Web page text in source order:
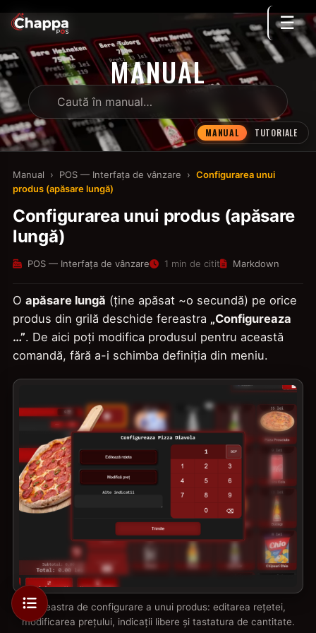
☰
MANUAL
MANUAL TUTORIALE
Manual › POS — Interfața de vânzare › Configurarea unui
produs (apăsare lungă)
Configurarea unui produs (apăsare
lungă)
POS — Interfața de vânzare 1 min de citit Markdown
O apăsare lungă (ține apăsat ~o secundă) pe orice
produs din grilă deschide fereastra „Configureaza
…”. De aici poți modifica produsul pentru această
comandă, fără a-i schimba definiția din meniu.
Fereastra de configurare a unui produs: editarea rețetei,
modificarea prețului, indicații libere și tastatura de cantitate.